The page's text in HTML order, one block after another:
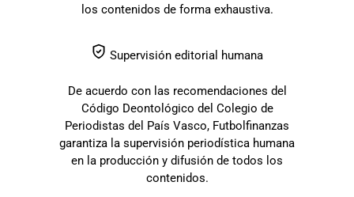
los contenidos de forma exhaustiva.
Supervisión editorial humana
De acuerdo con las recomendaciones del
Código Deontológico del Colegio de
Periodistas del País Vasco, Futbolfinanzas
garantiza la supervisión periodística humana
en la producción y difusión de todos los
contenidos.